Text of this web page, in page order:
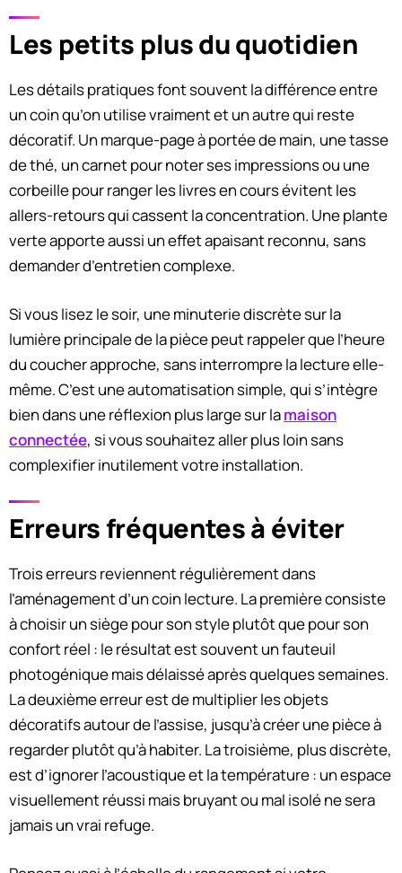
Les petits plus du quotidien
Les détails pratiques font souvent la différence entre
un coin qu’on utilise vraiment et un autre qui reste
décoratif. Un marque-page à portée de main, une tasse
de thé, un carnet pour noter ses impressions ou une
corbeille pour ranger les livres en cours évitent les
allers-retours qui cassent la concentration. Une plante
verte apporte aussi un effet apaisant reconnu, sans
demander d’entretien complexe.
Si vous lisez le soir, une minuterie discrète sur la
lumière principale de la pièce peut rappeler que l’heure
du coucher approche, sans interrompre la lecture elle-
même. C’est une automatisation simple, qui s’intègre
bien dans une réflexion plus large sur lamaison
connectée, si vous souhaitez aller plus loin sans
complexifier inutilement votre installation.
Erreurs fréquentes à éviter
Trois erreurs reviennent régulièrement dans
l’aménagement d’un coin lecture. La première consiste
à choisir un siège pour son style plutôt que pour son
confort réel : le résultat est souvent un fauteuil
photogénique mais délaissé après quelques semaines.
La deuxième erreur est de multiplier les objets
décoratifs autour de l’assise, jusqu’à créer une pièce à
regarder plutôt qu’à habiter. La troisième, plus discrète,
est d’ignorer l’acoustique et la température : un espace
visuellement réussi mais bruyant ou mal isolé ne sera
jamais un vrai refuge.